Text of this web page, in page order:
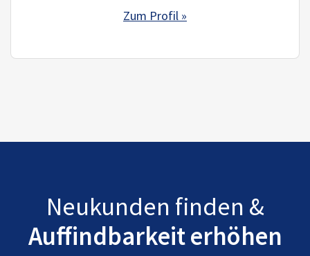
Zum Profil »
Neukunden finden &
Auffindbarkeit erhöhen